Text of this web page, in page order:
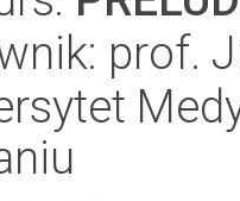
prof.